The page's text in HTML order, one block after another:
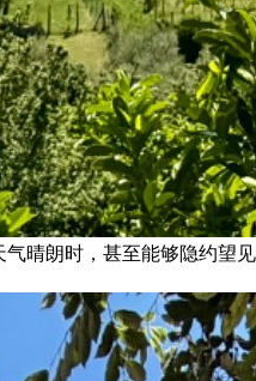
晴朗时，甚至能够隐约